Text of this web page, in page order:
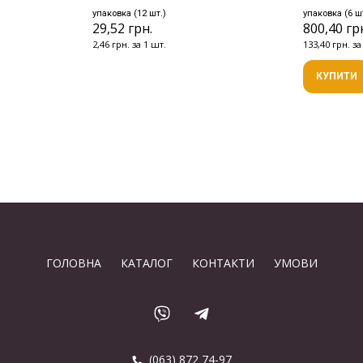
упаковка (12 шт.)
29,52 грн.
2,46 грн. за 1 шт.
упаковка (6
800,40
133,40 грн.
КУПИТИ
ГОЛОВНА КАТАЛОГ КОНТАКТИ УМОВИ
(063) 872 74-97